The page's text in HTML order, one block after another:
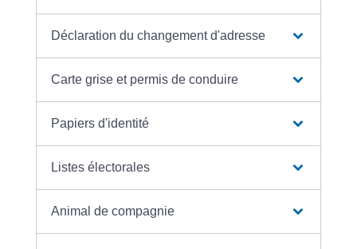
Déclaration du changement d'adresse
Carte grise et permis de conduire
Papiers d'identité
Listes électorales
Animal de compagnie